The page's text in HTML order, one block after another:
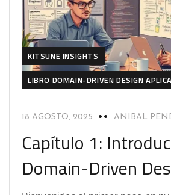
KITSUNE INSIGHTS
LIBRO DOMAIN-DRIVEN DESIGN
18 AGOSTO, 2025 ANIBAL
Capítulo 1:
Domain-Driven